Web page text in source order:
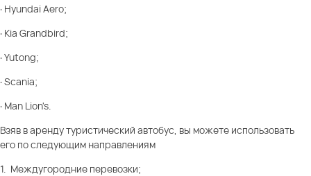
· Hyundai Aero;
· Kia Grandbird;
· Yutong;
· Scania;
· Man Lion's.
Взяв в аренду туристический автобус, вы можете использовать
его по следующим направлениям
1. Междугородние перевозки;